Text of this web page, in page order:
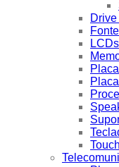
LCDs